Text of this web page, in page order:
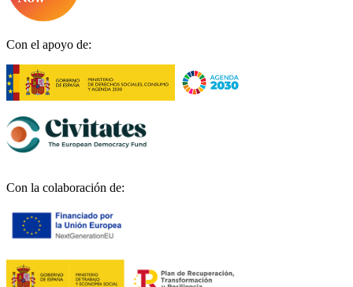
Con el apoyo de:
Con la colaboración de: